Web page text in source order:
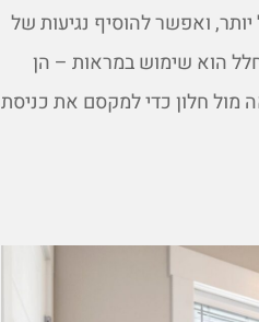
ואפשר להוסיף נגיעות של
הוא שימוש במראות – הן
מול חלון כדי למקסם את כניסת